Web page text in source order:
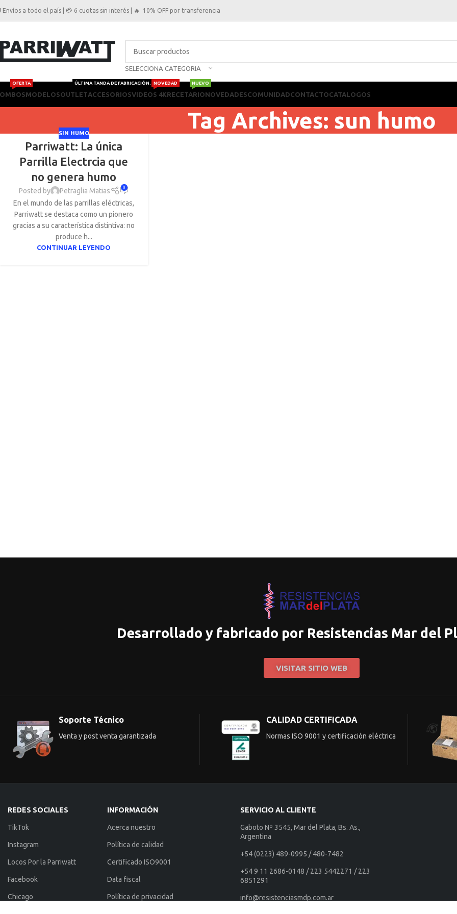
Envíos a todo el país | 💳 6 cuotas sin interés | 🔥 10% OFF por transferencia
SELECCIONA CATEGORIA
OFERTA
MODELOSOUTLET
ÚLTIMA TANDA DE FABRICACIÓN.
ACCESORIOSVIDEOS 4K
NOVEDAD
RECETARIO
NUEVO
NOVEDADESCOMUNIDADCONTACTOCATALOGOS
Tag Archives: sun humo
SIN HUMO
Parriwatt: La única
Parrilla Electrcia que
no genera humo
Posted by Petraglia Matias 0
En el mundo de las parrillas eléctricas,
Parriwatt se destaca como un pionero
gracias a su característica distintiva: no
produce h...
CONTINUAR LEYENDO
Desarrollado y fabricado por Resistencias Mar del
VISITAR SITIO WEB
Soporte Técnico
Venta y post venta garantizada
CALIDAD CERTIFICADA
Normas ISO 9001 y certificación eléctrica
REDES SOCIALES
TikTok
Instagram
Locos Por la Parriwatt
Facebook
Chicago
INFORMACIÓN
Acerca nuestro
Política de calidad
Certificado ISO9001
Data fiscal
Política de privacidad
SERVICIO AL CLIENTE
Gaboto Nº 3545, Mar del Plata, Bs. As.,
Argentina
+54 (0223) 489-0995 / 480-7482
+54 9 11 2686-0148 / 223 5442271 / 223
6851291
info@resistenciasmdp.com.ar